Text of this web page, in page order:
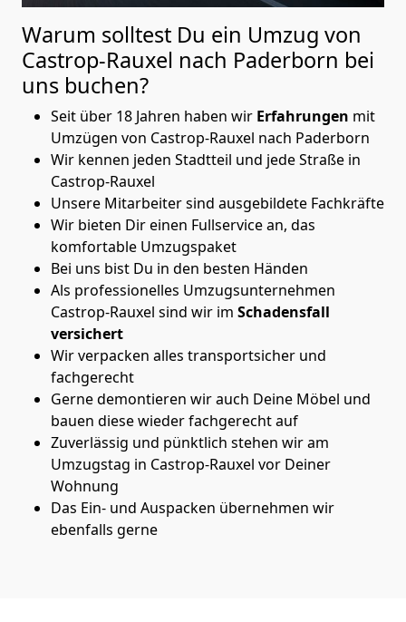
Warum solltest Du ein Umzug von
Castrop-Rauxel nach Paderborn bei
uns buchen?
Seit über 18 Jahren haben wir Erfahrungen mit
Umzügen von Castrop-Rauxel nach Paderborn
Wir kennen jeden Stadtteil und jede Straße in
Castrop-Rauxel
Unsere Mitarbeiter sind ausgebildete Fachkräfte
Wir bieten Dir einen Fullservice an, das
komfortable Umzugspaket
Bei uns bist Du in den besten Händen
Als professionelles Umzugsunternehmen
Castrop-Rauxel sind wir im Schadensfall
versichert
Wir verpacken alles transportsicher und
fachgerecht
Gerne demontieren wir auch Deine Möbel und
bauen diese wieder fachgerecht auf
Zuverlässig und pünktlich stehen wir am
Umzugstag in Castrop-Rauxel vor Deiner
Wohnung
Das Ein- und Auspacken übernehmen wir
ebenfalls gerne